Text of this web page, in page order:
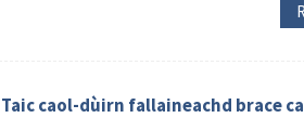
Taic caol-dùirn fallaineachd brace